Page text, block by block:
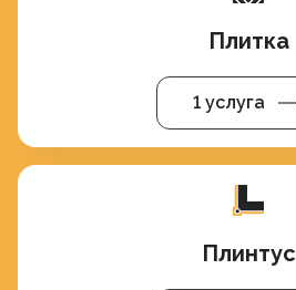
Плитка
1 услуга
Плинтус